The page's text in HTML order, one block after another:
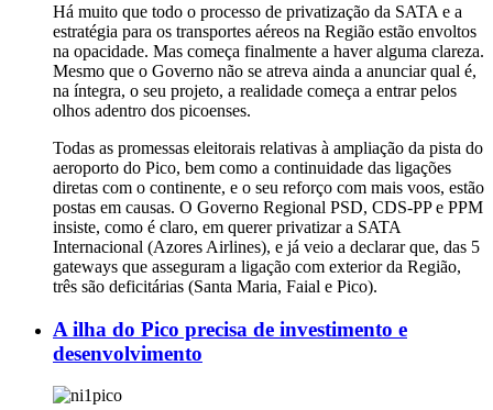
Há muito que todo o processo de privatização da SATA e a
estratégia para os transportes aéreos na Região estão envoltos
na opacidade. Mas começa finalmente a haver alguma clareza.
Mesmo que o Governo não se atreva ainda a anunciar qual é,
na íntegra, o seu projeto, a realidade começa a entrar pelos
olhos adentro dos picoenses.
Todas as promessas eleitorais relativas à ampliação da pista do
aeroporto do Pico, bem como a continuidade das ligações
diretas com o continente, e o seu reforço com mais voos, estão
postas em causas. O Governo Regional PSD, CDS-PP e PPM
insiste, como é claro, em querer privatizar a SATA
Internacional (Azores Airlines), e já veio a declarar que, das 5
gateways que asseguram a ligação com exterior da Região,
três são deficitárias (Santa Maria, Faial e Pico).
A ilha do Pico precisa de investimento e
desenvolvimento